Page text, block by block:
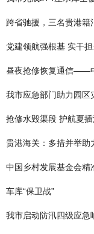
跨省驰援，三名贵港籍
党建领航强根基 实干
昼夜抢修恢复通信——
我市应急部门助力园区
抢修水毁渠段 护航夏
贵港海关：多措并举助
中国乡村发展基金会精
车库“保卫战”
我市启动防汛四级应急